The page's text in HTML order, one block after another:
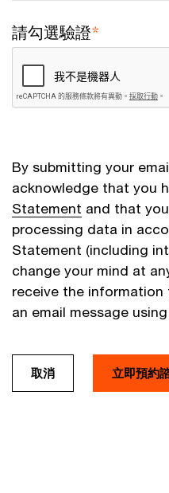
請勾選驗證*
By submitting your
acknowledge that you
Statement and that
processing data in
Statement (including
change your mind at
receive the information
an email message
取消 立即預約